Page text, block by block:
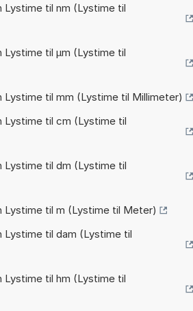
Lystime til nm (Lystime til
Lystime til µm (Lystime til
Lystime til mm (Lystime til Millimeter)
Lystime til cm (Lystime til
Lystime til dm (Lystime til
Lystime til m (Lystime til Meter)
Lystime til dam (Lystime til
Lystime til hm (Lystime til